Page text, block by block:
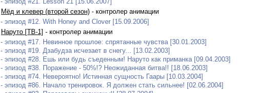
Мёд и клевер (второй сезон) - контролер анимации
- эпизод #12. With Honey and Clover [15.09.2006]
Наруто [ТВ-1] - контролер анимации
- эпизод #17. Невинное прошлое: спрятанные чувства [30.01.2003]
- эпизод #19. Дзабудза исчезает в снегу... [13.02.2003]
- эпизод #28. Ешь или будь съеденным! Наруто как приманка [09.04.2003]
- эпизод #38. Поражение - 50%!? Неожиданная битва!! [18.06.2003]
- эпизод #74. Невероятно! Истинная сущность Гаары [10.03.2004]
- эпизод #86. Начало тренировок. Я должен стать сильнее! [02.06.2004]